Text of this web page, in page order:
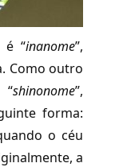
é “inanome”,
Como outro
“shinonome”,
forma:
o céu
a